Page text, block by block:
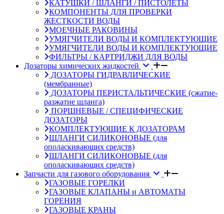
КАТУШКИ / ШЛАНГИ / ПИСТОЛЕТЫ
КОМПОНЕНТЫ ДЛЯ ПРОВЕРКИ
ЖЕСТКОСТИ ВОДЫ
МОЕЧНЫЕ РАКОВИНЫ
УМЯГЧИТЕЛИ ВОДЫ И КОМПЛЕКТУЮЩИЕ
УМЯГЧИТЕЛИ ВОДЫ И КОМПЛЕКТУЮЩИЕ
ФИЛЬТРЫ / КАРТРИДЖИ ДЛЯ ВОДЫ
Дозаторы химических жидкостей
ДОЗАТОРЫ ГИДРАВЛИЧЕСКИЕ
(мембранные)
ДОЗАТОРЫ ПЕРИСТАЛЬТИЧЕСКИЕ (сжатие-
разжатие шланга)
ПОРШНЕВЫЕ / СПЕЦИФИЧЕСКИЕ
ДОЗАТОРЫ
КОМПЛЕКТУЮЩИЕ К ДОЗАТОРАМ
ШЛАНГИ СИЛИКОНОВЫЕ (для
ополаскивающих средств)
ШЛАНГИ СИЛИКОНОВЫЕ (для
ополаскивающих средств)
Запчасти для газового оборудования
ГАЗОВЫЕ ГОРЕЛКИ
ГАЗОВЫЕ КЛАПАНЫ и АВТОМАТЫ
ГОРЕНИЯ
ГАЗОВЫЕ КРАНЫ